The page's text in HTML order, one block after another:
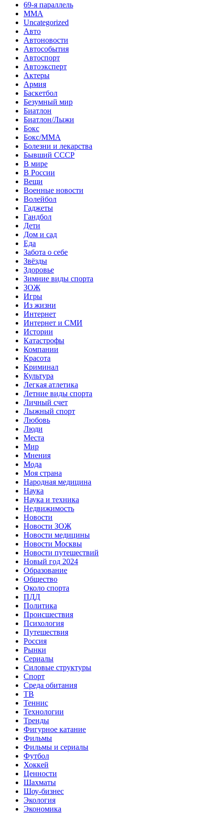
69-я параллель
MMA
Uncategorized
Авто
Автоновости
Автособытия
Автоспорт
Автоэксперт
Актеры
Армия
Баскетбол
Безумный мир
Биатлон
Биатлон/Лыжи
Бокс
Бокс/MMA
Болезни и лекарства
Бывший СССР
В мире
В России
Вещи
Военные новости
Волейбол
Гаджеты
Гандбол
Дети
Дом и сад
Еда
Забота о себе
Звёзды
Здоровье
Зимние виды спорта
ЗОЖ
Игры
Из жизни
Интернет
Интернет и СМИ
Истории
Катастрофы
Компании
Красота
Криминал
Культура
Легкая атлетика
Летние виды спорта
Личный счет
Лыжный спорт
Любовь
Люди
Места
Мир
Мнения
Мода
Моя страна
Народная медицина
Наука
Наука и техника
Недвижимость
Новости
Новости ЗОЖ
Новости медицины
Новости Москвы
Новости путешествий
Новый год 2024
Образование
Общество
Около спорта
ПДД
Политика
Происшествия
Психология
Путешествия
Россия
Рынки
Сериалы
Силовые структуры
Спорт
Среда обитания
ТВ
Теннис
Технологии
Тренды
Фигурное катание
Фильмы
Фильмы и сериалы
Футбол
Хоккей
Ценности
Шахматы
Шоу-бизнес
Экология
Экономика